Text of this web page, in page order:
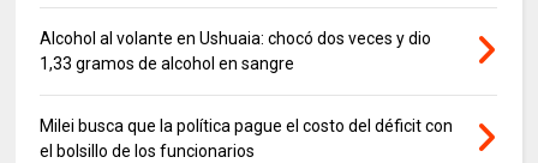
Alcohol al volante en Ushuaia: chocó dos veces y dio
1,33 gramos de alcohol en sangre
Milei busca que la política pague el costo del déficit con
el bolsillo de los funcionarios